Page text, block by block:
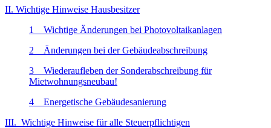
II. Wichtige Hinweise Hausbesitzer
1 Wichtige Änderungen bei Photovoltaikanlagen
2 Änderungen bei der Gebäudeabschreibung
3 Wiederaufleben der Sonderabschreibung für
Mietwohnungsneubau!
4 Energetische Gebäudesanierung
III. Wichtige Hinweise für alle Steuerpflichtigen